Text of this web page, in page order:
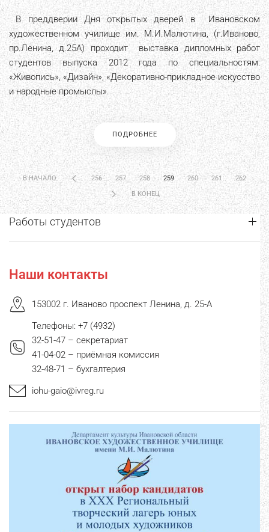
В преддверии Дня открытых дверей в Ивановском
художественном училище им. М.И.Малютина, (г.Иваново,
пр.Ленина, д.25А) проходит выставка дипломных работ
студентов выпуска 2012 года по специальностям:
«Живопись», «Дизайн», «Декоративно-прикладное искусство
и народные промыслы».
ПОДРОБНЕЕ
В НАЧАЛО 256 257 258 259 260 261
262
В КОНЕЦ
Работы студентов
Наши контакты
153002 г. Иваново проспект Ленина, д. 25-А
Телефоны: +7 (4932)
32-51-47 – секретариат
41-04-02 – приёмная комиссия
32-48-71 – бухгалтерия
iohu-gaio@ivreg.ru